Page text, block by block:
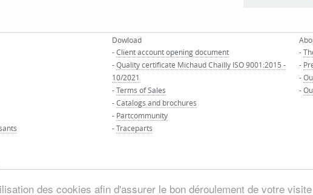
des cookies afin d'assurer le bon déroulement de votre
Dowload
-Client account opening document
-Quality certificate Michaud Chailly ISO 9001:2015 -
10/2021
-Terms of Sales
-Catalogs and brochures
- Partcommunity
-Traceparts
-
-
-
-
© MAURIN GROUP - All right reserved